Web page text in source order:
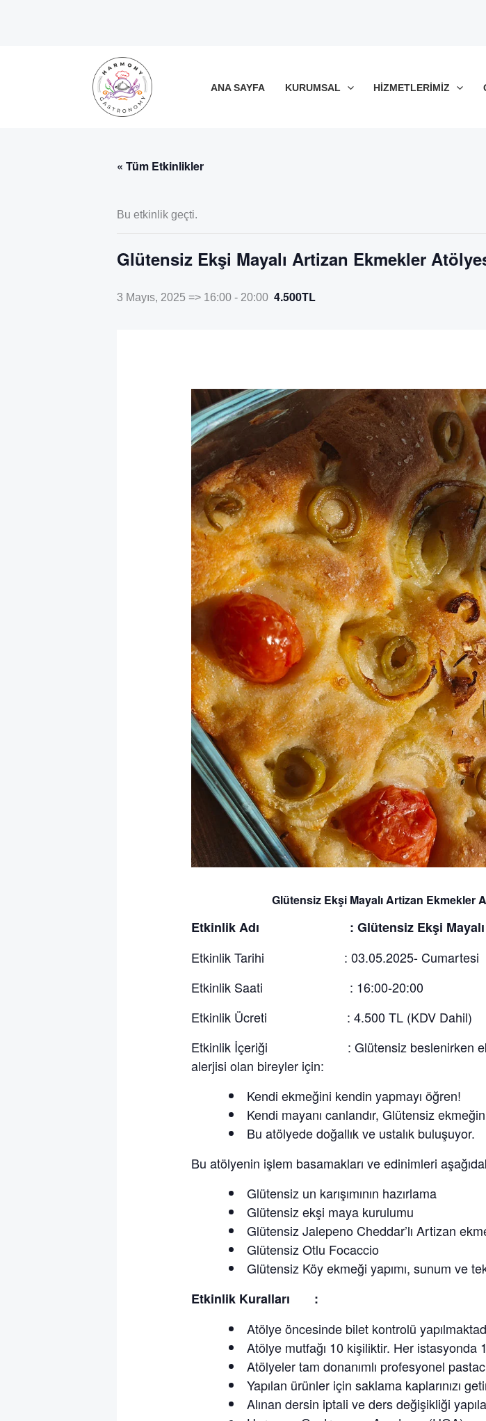
ANA SAYFA KURUMSAL HIZMETLERIMIZ
« Tüm Etkinlikler
Bu etkinlik geçti.
Glütensiz Ekşi Mayalı Artizan Ekmekler
3 Mayıs, 2025 => 16:00 - 20:00 4.500TL
Glütensiz Ekşi Mayalı Artizan Ekmekler
Etkinlik Adı : Glütensiz Ekşi
Etkinlik Tarihi : 03.05.2025- Cumartesi
Etkinlik Saati : 16:00-20:00
Etkinlik Ücreti : 4.500 TL (KDV Dahil)
Etkinlik İçeriği : Glütensiz beslenirken ekşi
alerjisi olan bireyler için:
Kendi ekmeğini kendin yapmayı öğren!
Kendi mayanı canlandır, Glütensiz
Bu atölyede doğallık ve ustalık buluşuyor.
Bu atölyenin işlem basamakları ve edinimleri
Glütensiz un karışımının hazırlama
Glütensiz ekşi maya kurulumu
Glütensiz Jalepeno Cheddar’lı Artizan
Glütensiz Otlu Focaccio
Glütensiz Köy ekmeği yapımı, sunum ve
Etkinlik Kuralları :
Atölye öncesinde bilet kontrolü
Atölye mutfağı 10 kişiliktir. Her istasyonda
Atölyeler tam donanımlı profesyonel
Yapılan ürünler için saklama kaplarınızı
Alınan dersin iptali ve ders değişikliği